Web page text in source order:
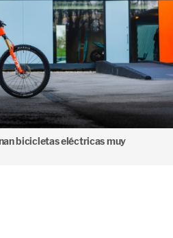
bicicletas eléctricas muy